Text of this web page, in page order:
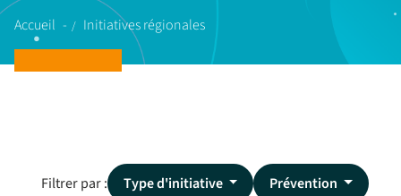
Accueil Initiatives régionales
Filtrer par : Type d'initiative
Prévention